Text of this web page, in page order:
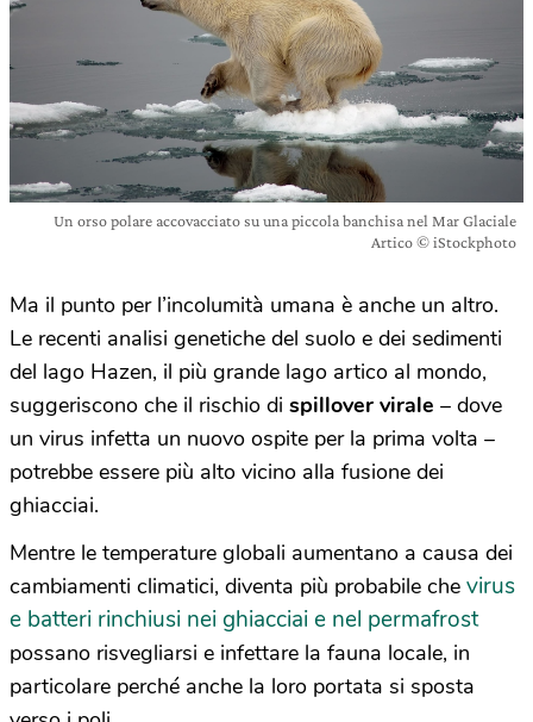
Un orso polare accovacciato su una piccola banchisa nel Mar Glaciale
Artico © iStockphoto
Ma il punto per l’incolumità umana è anche un altro.
Le recenti analisi genetiche del suolo e dei sedimenti
del lago Hazen, il più grande lago artico al mondo,
suggeriscono che il rischio di spillover virale – dove
un virus infetta un nuovo ospite per la prima volta –
potrebbe essere più alto vicino alla fusione dei
ghiacciai.
Mentre le temperature globali aumentano a causa dei
cambiamenti climatici, diventa più probabile che virus
e batteri rinchiusi nei ghiacciai e nel permafrost
possano risvegliarsi e infettare la fauna locale, in
particolare perché anche la loro portata si sposta